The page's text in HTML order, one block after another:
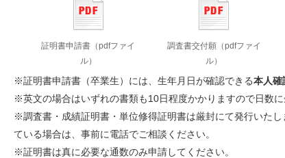
証明書申請書（pdfファイ
ル）
調査書交付願（pdfファイ
ル）
※証明書申請書（卒業生）には、生年月日が確認できる本人確
※英文の場合はいずれの書類も10日程度かかりますので日数に
※調査書・成績証明書・単位修得証明書は厳封にて発行いた
ている場合は、事前に電話でご相談ください。
※証明書は真に必要な通数のみ申請してください。